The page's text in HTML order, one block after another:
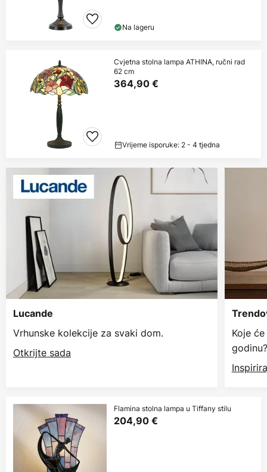
Na lageru
Cvjetna stolna lampa ATHINA, ručni rad
62 cm
364,90 €
Vrijeme isporuke: 2 - 4 tjedna
Lucande
Vrhunske kolekcije za svaki dom.
Otkrijte sada
Koje
godinu?
Flamina stolna lampa u Tiffany stilu
204,90 €